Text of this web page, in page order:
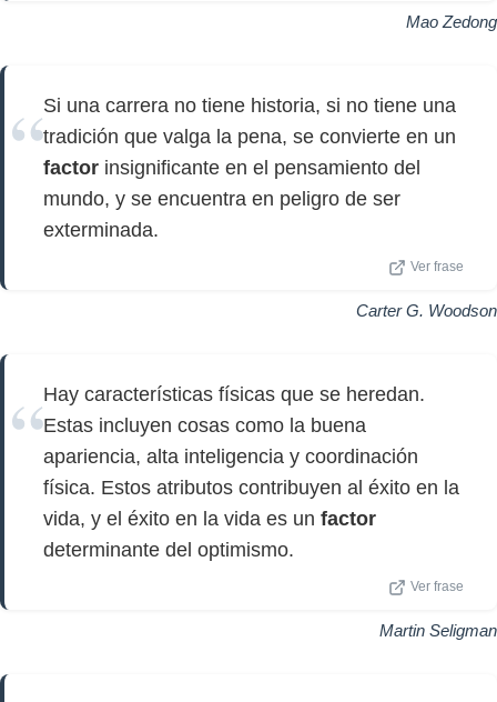
Mao Zedong
Si una carrera no tiene historia, si no tiene una
tradición que valga la pena, se convierte en un
factor insignificante en el pensamiento del
mundo, y se encuentra en peligro de ser
exterminada.
Ver frase
Carter G. Woodson
Hay características físicas que se heredan.
Estas incluyen cosas como la buena
apariencia, alta inteligencia y coordinación
física. Estos atributos contribuyen al éxito en la
vida, y el éxito en la vida es un factor
determinante del optimismo.
Ver frase
Martin Seligman